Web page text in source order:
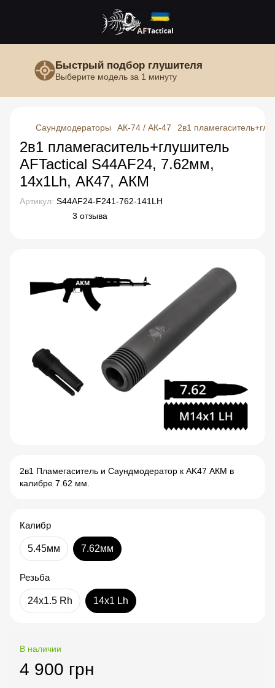
Быстрый подбор глушителя
Выберите модель за 1 минуту
Саундмодераторы АК-74 / АК-47 2в1
2в1 пламегаситель+глушитель
AFTactical S44AF24, 7.62мм,
14x1Lh, АК47, АКM
Артикул: S44AF24-F241-762-141LH
3 отзыва
2в1 Пламегаситель и Саундмодератор к AK47 АКМ в
калибре 7.62 мм.
Калибр
5.45мм 7.62мм
Резьба
24x1.5 Rh 14x1 Lh
В наличии
4 900 грн